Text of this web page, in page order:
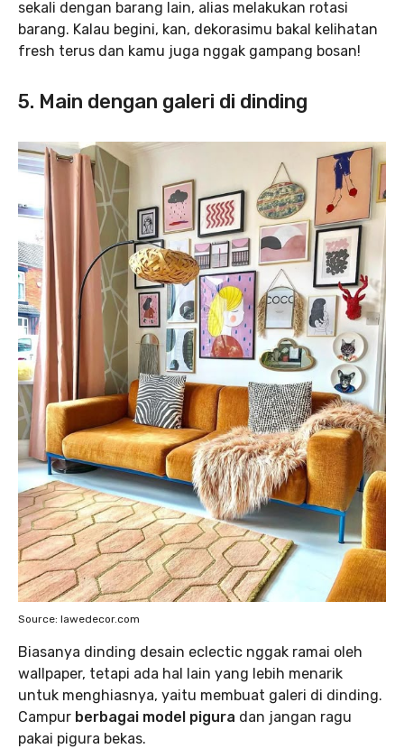
sekali dengan barang lain, alias melakukan rotasi
barang. Kalau begini, kan, dekorasimu bakal kelihatan
fresh terus dan kamu juga nggak gampang bosan!
5. Main dengan galeri di dinding
Source: lawedecor.com
Biasanya dinding desain eclectic nggak ramai oleh
wallpaper, tetapi ada hal lain yang lebih menarik
untuk menghiasnya, yaitu membuat galeri di dinding.
Campur berbagai model pigura dan jangan ragu
pakai pigura bekas.